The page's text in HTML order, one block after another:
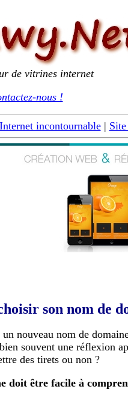
de vitrines internet
nous !
Internet incontournable|
son nom de
nouveau nom de
souvent une réflexion
des tirets ou non ?
doit être facile à